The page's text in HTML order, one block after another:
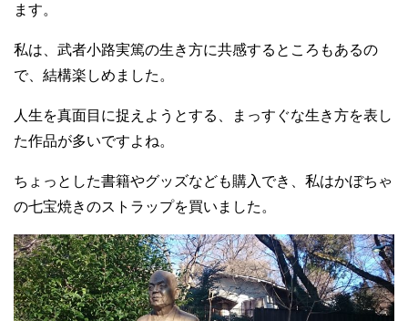
ます。
私は、武者小路実篤の生き方に共感するところもあるの
で、結構楽しめました。
人生を真面目に捉えようとする、まっすぐな生き方を表し
た作品が多いですよね。
ちょっとした書籍やグッズなども購入でき、私はかぼちゃ
の七宝焼きのストラップを買いました。